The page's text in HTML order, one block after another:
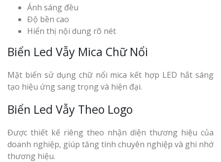
Ánh sáng đều
Độ bền cao
Hiển thị nội dung rõ nét
Biển Led Vẫy Mica Chữ Nổi
Mặt biển sử dụng chữ nổi mica kết hợp LED hắt sáng
tạo hiệu ứng sang trọng và hiện đại.
Biển Led Vẫy Theo Logo
Được thiết kế riêng theo nhận diện thương hiệu của
doanh nghiệp, giúp tăng tính chuyên nghiệp và ghi nhớ
thương hiệu.